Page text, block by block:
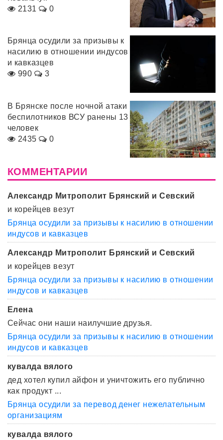
2131
0
Брянца осудили за призывы к
насилию в отношении индусов
и кавказцев
990
3
В Брянске после ночной атаки
беспилотников ВСУ ранены 13
человек
2435
0
КОММЕНТАРИИ
Александр Митрополит Брянский и Севский
и корейцев везут
Брянца осудили за призывы к насилию в отношении
индусов и кавказцев
Александр Митрополит Брянский и Севский
и корейцев везут
Брянца осудили за призывы к насилию в отношении
индусов и кавказцев
Елена
Сейчас они наши наилучшие друзья.
Брянца осудили за призывы к насилию в отношении
индусов и кавказцев
кувалда вялого
дед хотел купил айфон и уничтожить его публично
как продукт ...
Брянца осудили за перевод денег нежелательным
организациям
кувалда вялого